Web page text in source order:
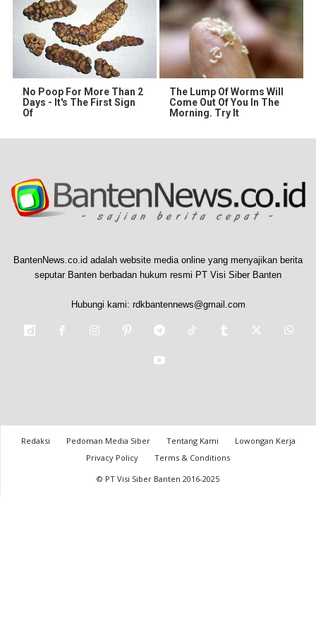
No Poop For More Than 2
Days - It's The First Sign
Of
The Lump Of Worms Will
Come Out Of You In The
Morning. Try It
BantenNews.co.id adalah website media online yang menyajikan berita
seputar Banten berbadan hukum resmi PT Visi Siber Banten
Hubungi kami: rdkbantennews@gmail.com
Redaksi Pedoman Media Siber Tentang Kami
Lowongan Kerja
Privacy Policy
Terms & Conditions
© PT Visi Siber Banten 2016-2025